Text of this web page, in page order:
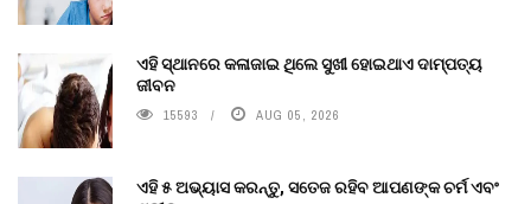
ଏହି ସ୍ଥାନରେ କଳାଜାଇ ଥିଲେ ସୁଖୀ ହୋଇଥାଏ ଦାମ୍ପତ୍ୟ
ଜୀବନ
15593 AUG 05, 2026
ଏହି ୫ ଅଭ୍ୟାସ କରନ୍ତୁ, ସତେଜ ରହିବ ଆପଣଙ୍କ ଚର୍ମ ଏବଂ